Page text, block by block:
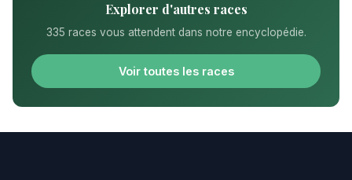
Explorer d'autres races
335 races vous attendent dans notre encyclopédie.
Voir toutes les races